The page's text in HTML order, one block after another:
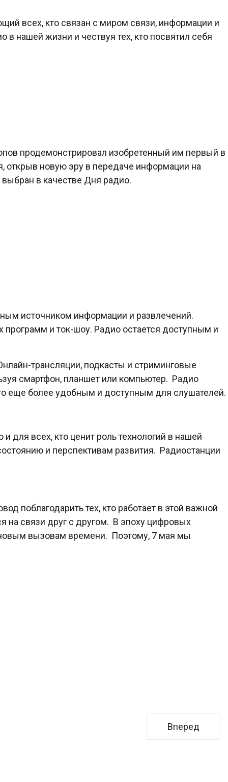
всех, кто связан с миром связи, информации и
нашей жизни и чествуя тех, кто посвятил себя
продемонстрировал изобретенный им первый в
открыв новую эру в передаче информации на
в качестве Дня радио.
источником информации и развлечений.
программ и ток-шоу. Радио остается доступным и
трансляции, подкасты и стриминговые
смартфон, планшет или компьютер. Радио
еще более удобным и доступным для слушателей.
для всех, кто ценит роль технологий в нашей
и перспективам развития. Радиостанции
поблагодарить тех, кто работает в этой важной
на связи друг с другом. В эпоху цифровых
вызовам времени. Поэтому, 7 мая мы
Следующий:
Вперед